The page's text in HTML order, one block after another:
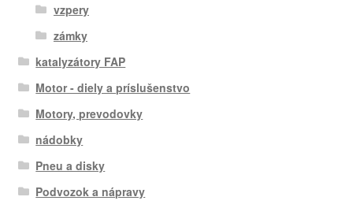
vzpery
zámky
katalyzátory FAP
Motor - diely a príslušenstvo
Motory, prevodovky
nádobky
Pneu a disky
Podvozok a nápravy